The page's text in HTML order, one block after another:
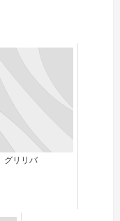
グリリバ